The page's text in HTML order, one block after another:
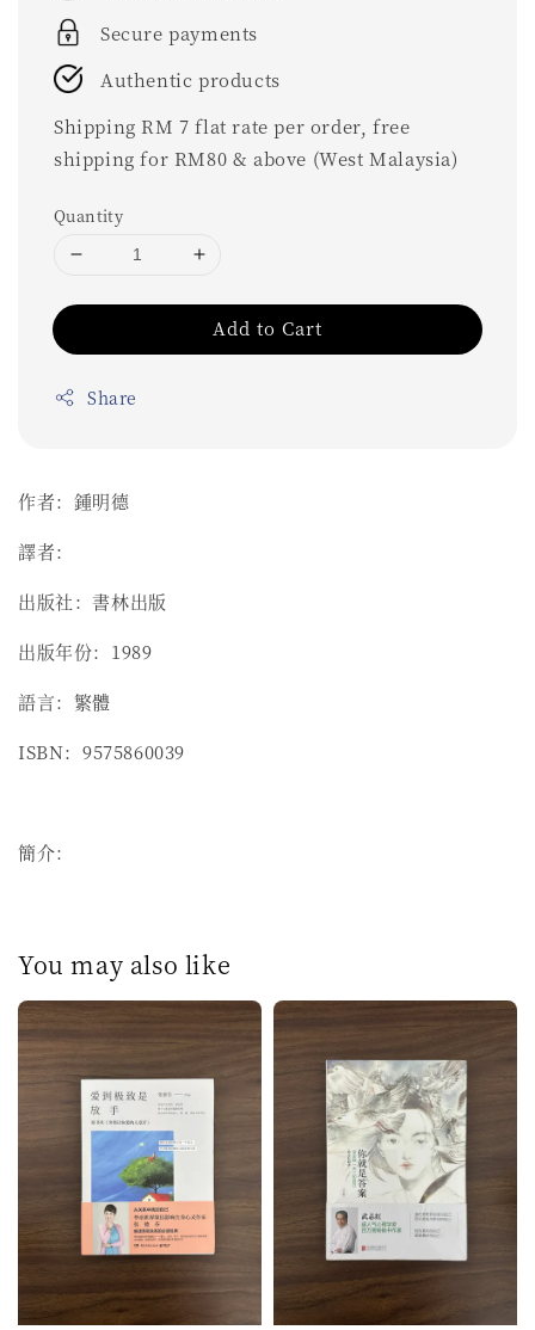
Secure payments
Authentic products
Shipping RM 7 flat rate per order, free
shipping for RM80 & above (West Malaysia)
Quantity
Add to Cart
Share
作者：鍾明德
譯者：
出版社：書林出版
出版年份：1989
語言：繁體
ISBN：9575860039
簡介：
You may also like